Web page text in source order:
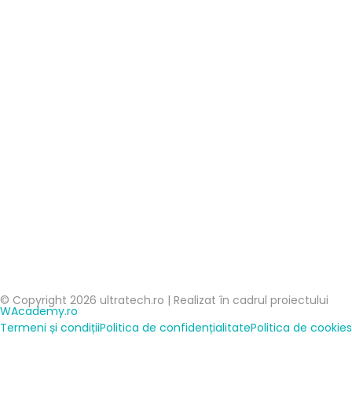
© Copyright 2026 ultratech.ro | Realizat în cadrul proiectului
WAcademy.ro
Termeni și condițiiPolitica de confidențialitatePolitica de cookies